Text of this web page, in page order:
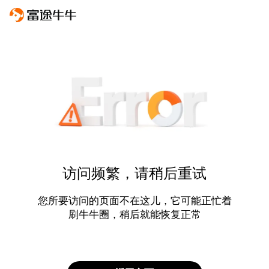
访问频繁，请稍后重试
您所要访问的页面不在这儿，它可能正忙着
刷牛牛圈，稍后就能恢复正常